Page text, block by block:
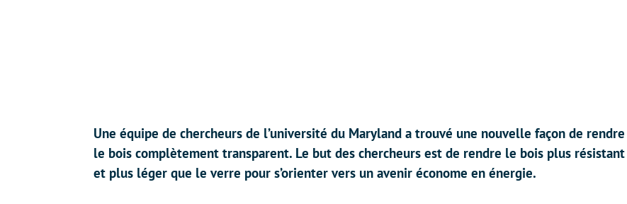
Une équipe de chercheurs de l’université du Maryland a trouvé une nouvelle façon de rendre
le bois complètement transparent. Le but des chercheurs est de rendre le bois plus résistant
et plus léger que le verre pour s’orienter vers un avenir économe en énergie.